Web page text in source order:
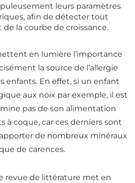
leurs paramètres
, afin de détecter tout
la courbe de croissance.
en lumière l’importance
la source de l’allergie
enfants. En effet, si un enfant
aux noix par exemple, il est
pas de son alimentation
à coque, car ces derniers sont
de nombreux minéraux
de carences.
revue de littérature met en